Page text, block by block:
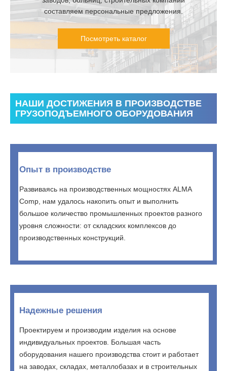
составляем персональные предложения.
Посмотреть каталог
НАШИ ДОСТИЖЕНИЯ В ПРОИЗВОДСТВЕ
ГРУЗОПОДЪЕМНОГО ОБОРУДОВАНИЯ
Опыт в производстве
Развиваясь на производственных мощностях ALMA
Comp, нам удалось накопить опыт и выполнить
большое количество промышленных проектов разного
уровня сложности: от складских комплексов до
производственных конструкций.
Надежные решения
Проектируем и производим изделия на основе
индивидуальных проектов. Большая часть
оборудования нашего производства стоит и работает
на заводах, складах, металлобазах и в строительных